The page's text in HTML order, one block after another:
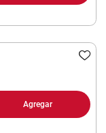
Agregar